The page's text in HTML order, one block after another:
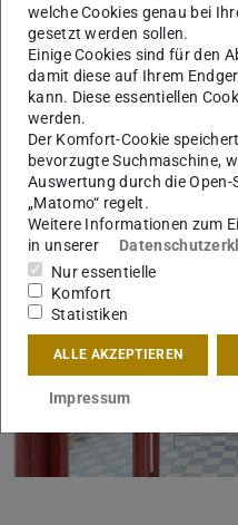
Obergeschoss ergänzt.
2019–2020 wurden
und bauzeitliche Elemente
werden. Das Gebäude
ursprünglichen Schönheit.
Zurück
welche Cookies genau bei
gesetzt werden sollen.
Einige Cookies sind für den
damit diese auf Ihrem
kann. Diese essentiellen
werden.
Der Komfort-Cookie
bevorzugte Suchmaschine,
Auswertung durch die
„Matomo“ regelt.
Weitere Informationen zum
in unserer
Nur essentielle
Komfort
Statistiken
ALLE AKZEPTIEREN
Impressum